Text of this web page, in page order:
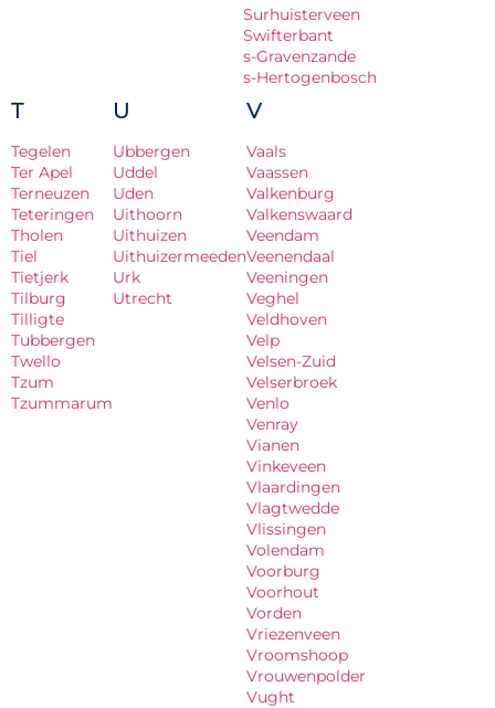
Surhuisterveen
Swifterbant
s-Gravenzande
s-Hertogenbosch
T
Tegelen
Ter Apel
Terneuzen
Teteringen
Tholen
Tiel
Tietjerk
Tilburg
Tilligte
Tubbergen
Twello
Tzum
Tzummarum
U
Ubbergen
Uddel
Uden
Uithoorn
Uithuizen
Uithuizermeeden
Urk
Utrecht
V
Vaals
Vaassen
Valkenburg
Valkenswaard
Veendam
Veenendaal
Veeningen
Veghel
Veldhoven
Velp
Velsen-Zuid
Velserbroek
Venlo
Venray
Vianen
Vinkeveen
Vlaardingen
Vlagtwedde
Vlissingen
Volendam
Voorburg
Voorhout
Vorden
Vriezenveen
Vroomshoop
Vrouwenpolder
Vught